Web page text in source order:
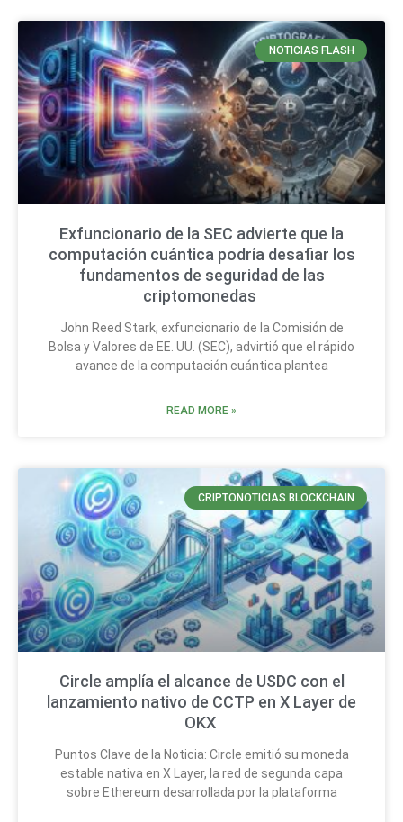
NOTICIAS FLASH
Exfuncionario de la SEC advierte que la
computación cuántica podría desafiar los
fundamentos de seguridad de las
criptomonedas
John Reed Stark, exfuncionario de la Comisión de
Bolsa y Valores de EE. UU. (SEC), advirtió que el rápido
avance de la computación cuántica plantea
READ MORE »
CRIPTONOTICIAS BLOCKCHAIN
Circle amplía el alcance de USDC con el
lanzamiento nativo de CCTP en X Layer de
OKX
Puntos Clave de la Noticia: Circle emitió su moneda
estable nativa en X Layer, la red de segunda capa
sobre Ethereum desarrollada por la plataforma